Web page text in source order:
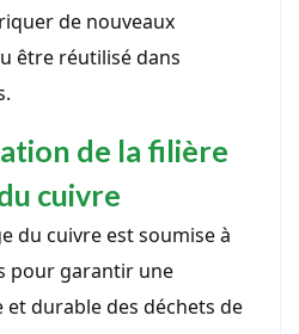
de nouveaux
être réutilisé dans
de la filière
cuivre
du cuivre est soumise à
pour garantir une
durable des déchets de